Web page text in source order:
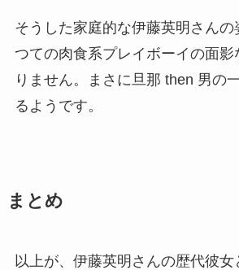
そうした家庭的な伊藤英明さん
つての肉食系プレイボーイの面影
りません。まさに旦那 then 男の
るようです。
まとめ
以上が、伊藤英明さんの歴代彼